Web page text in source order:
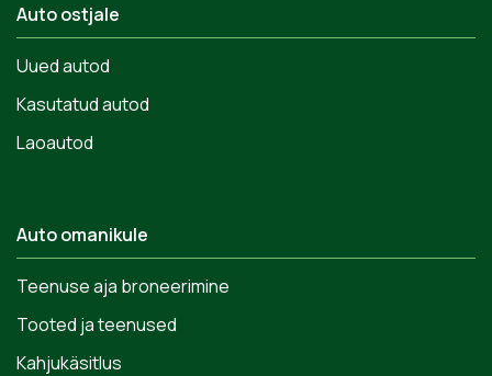
Auto ostjale
Uued autod
Kasutatud autod
Laoautod
Auto omanikule
Teenuse aja broneerimine
Tooted ja teenused
Kahjukäsitlus